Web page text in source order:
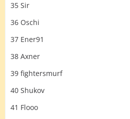
35 Sir
36 Oschi
37 Ener91
38 Axner
39 fightersmurf
40 Shukov
41 Flooo